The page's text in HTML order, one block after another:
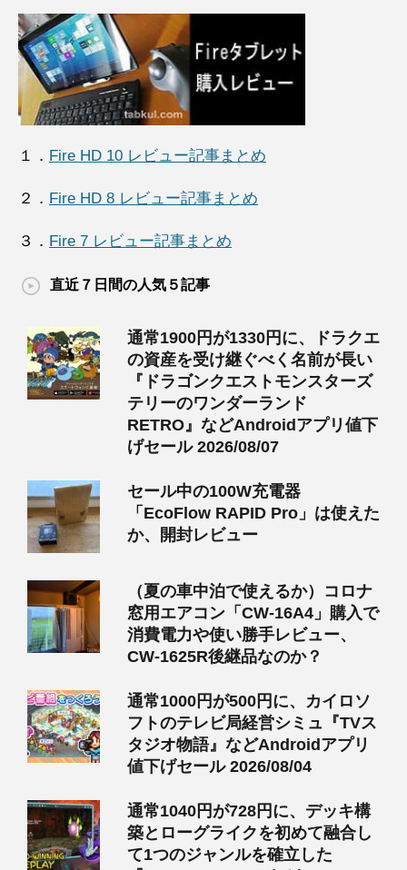
１． Fire HD 10 レビュー記事まとめ
２． Fire HD 8 レビュー記事まとめ
３． Fire 7 レビュー記事まとめ
直近７日間の人気５記事
通常1900円が1330円に、ドラクエ
の資産を受け継ぐべく名前が長い
『ドラゴンクエストモンスターズ
テリーのワンダーランド
RETRO』などAndroidアプリ値下
げセール 2026/08/07
セール中の100W充電器
「EcoFlow RAPID Pro」は使えた
か、開封レビュー
（夏の車中泊で使えるか）コロナ
窓用エアコン「CW-16A4」購入で
消費電力や使い勝手レビュー、
CW-1625R後継品なのか？
通常1000円が500円に、カイロソ
フトのテレビ局経営シミュ『TVス
タジオ物語』などAndroidアプリ
値下げセール 2026/08/04
通常1040円が728円に、デッキ構
築とローグライクを初めて融合し
て1つのジャンルを確立した